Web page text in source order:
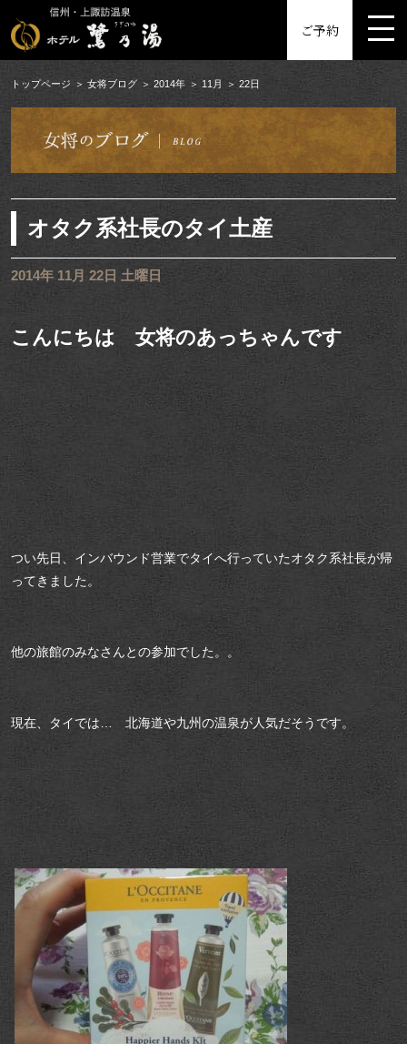
ご予約
トップページ 女将ブログ 2014年 11月 22日
オタク系社長のタイ土産
2014年 11月 22日 土曜日
こんにちは 女将のあっちゃんです
つい先日、インバウンド営業でタイへ行っていたオタク系社長が帰
ってきました。
他の旅館のみなさんとの参加でした。。
現在、タイでは… 北海道や九州の温泉が人気だそうです。